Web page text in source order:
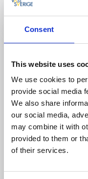
Consent
This website uses
We use cookies to
provide social media
We also share
our social media,
may combine it with
provided to them or
of their services.
Mat och boende i
Läs mer
Ekologiska Fru